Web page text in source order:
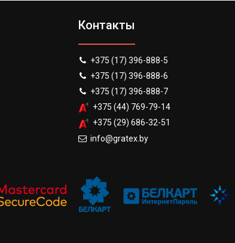
Контакты
+375 (17) 396-888-5
+375 (17) 396-888-6
+375 (17) 396-888-7
+375 (44) 769-79-14
+375 (29) 686-32-51
info@gratex.by